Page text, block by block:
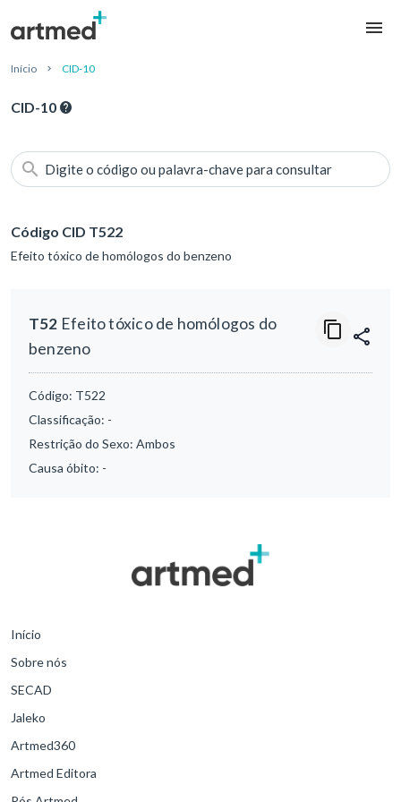
Início CID-10
CID-10
Digite o código ou palavra-chave para consultar
Código CID T522
Efeito tóxico de homólogos do benzeno
T52 Efeito tóxico de homólogos do
benzeno
Código: T522
Classificação: -
Restrição do Sexo: Ambos
Causa óbito: -
Início
Sobre nós
SECAD
Jaleko
Artmed360
Artmed Editora